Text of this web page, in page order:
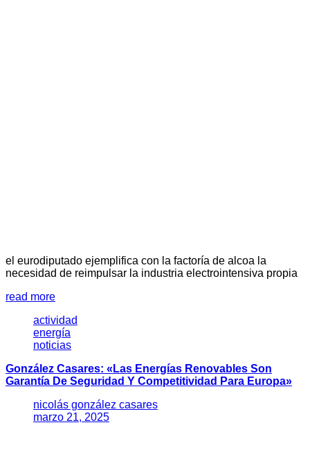
el eurodiputado ejemplifica con la factoría de alcoa la
necesidad de reimpulsar la industria electrointensiva propia
read more
actividad
energía
noticias
González Casares: «Las Energías Renovables Son
Garantía De Seguridad Y Competitividad Para Europa»
nicolás gonzález casares
marzo 21, 2025